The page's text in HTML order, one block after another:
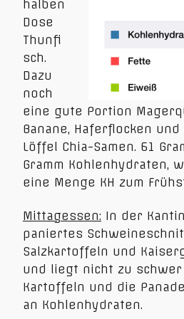
halben
Dose
Thunfi
sch.
Dazu
noch
eine gute Portion
Banane, Haferflocken
Löffel Chia-Samen. 61
Gramm Kohlenhydraten,
eine Menge KH zum
Mittagessen: In der
paniertes
Salzkartoffeln und
und liegt nicht zu schwer
Kartoffeln und die
an Kohlenhydraten.